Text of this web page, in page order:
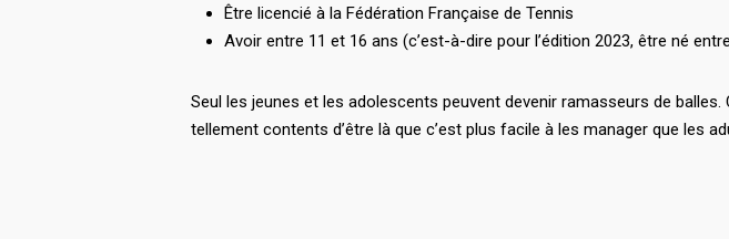
Être licencié à la Fédération Française de Tennis
Avoir entre 11 et 16 ans (c’est-à-dire pour l’édition 2023, être né
Seul les jeunes et les adolescents peuvent devenir ramasseurs de
tellement contents d’être là que c’est plus facile à les manager que les